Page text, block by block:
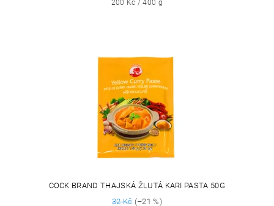
200 Kč / 400 g
COCK BRAND THAJSKÁ ŽLUTÁ KARI PASTA 50G
32 Kč(–21 %)